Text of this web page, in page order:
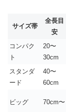
サイズ帯
全長目
安
コンパク
ト
20〜
30cm
スタンダ
ード
40〜
60cm
ビッグ 70cm〜